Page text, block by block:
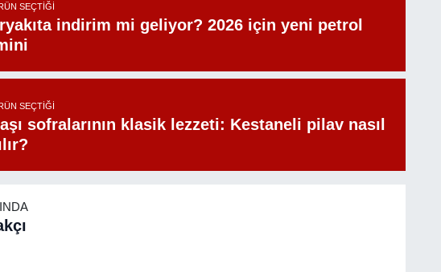
SEÇTIĞI
indirim mi geliyor? 2026 için yeni petrol
SEÇTIĞI
sofralarının klasik lezzeti: Kestaneli pilav nasıl